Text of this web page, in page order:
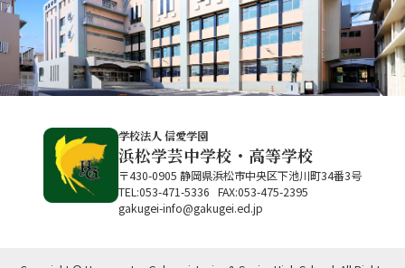
学校法人 信愛学園
浜松学芸中学校・高等学校
〒430-0905 静岡県浜松市中央区下池川町34番3号
TEL:053-471-5336 FAX:053-475-2395
gakugei-info@gakugei.ed.jp